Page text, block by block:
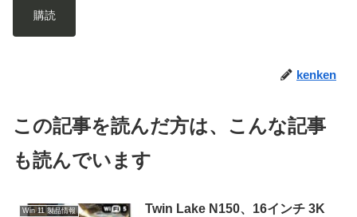
購読
kenken
この記事を読んだ方は、こんな記事
も読んでいます
Win 11 製品情報
Twin Lake N150、16インチ 3K